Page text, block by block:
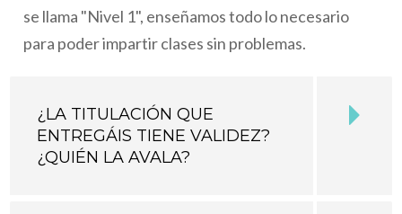
se llama "Nivel 1", enseñamos todo lo necesario
para poder impartir clases sin problemas.
¿LA TITULACIÓN QUE
ENTREGÁIS TIENE VALIDEZ?
¿QUIÉN LA AVALA?